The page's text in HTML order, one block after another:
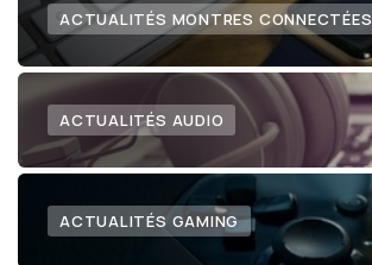
ACTUALITÉS MONTRES CONNECTÉES
ACTUALITÉS AUDIO
ACTUALITÉS GAMING